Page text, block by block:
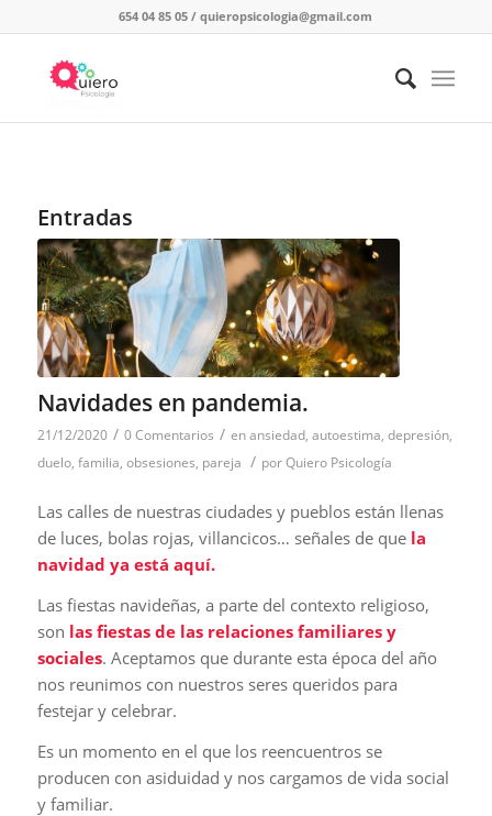
654 04 85 05 /quieropsicologia@gmail.com
Entradas
Navidades en pandemia.
21/12/2020 / 0 Comentarios / enansiedad, autoestima, depresión,
duelo, familia, obsesiones, pareja / porQuiero Psicología
Las calles de nuestras ciudades y pueblos están llenas
de luces, bolas rojas, villancicos… señales de que la
navidad ya está aquí.
Las fiestas navideñas, a parte del contexto religioso,
son las fiestas de las relaciones familiares y
sociales. Aceptamos que durante esta época del año
nos reunimos con nuestros seres queridos para
festejar y celebrar.
Es un momento en el que los reencuentros se
producen con asiduidad y nos cargamos de vida social
y familiar.